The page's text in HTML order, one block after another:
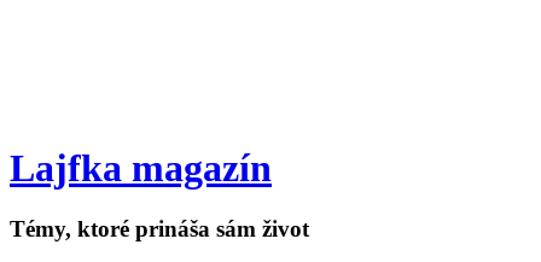
Lajfka magazín
Témy, ktoré prináša sám život